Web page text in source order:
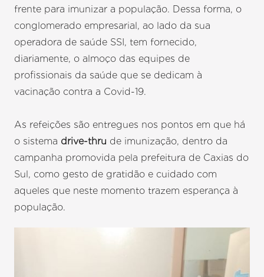
frente para imunizar a população. Dessa forma, o
conglomerado empresarial, ao lado da sua
operadora de saúde SSI, tem fornecido,
diariamente, o almoço das equipes de
profissionais da saúde que se dedicam à
vacinação contra a Covid-19.
As refeições são entregues nos pontos em que há
o sistema drive-thru de imunização, dentro da
campanha promovida pela prefeitura de Caxias do
Sul, como gesto de gratidão e cuidado com
aqueles que neste momento trazem esperança à
população.